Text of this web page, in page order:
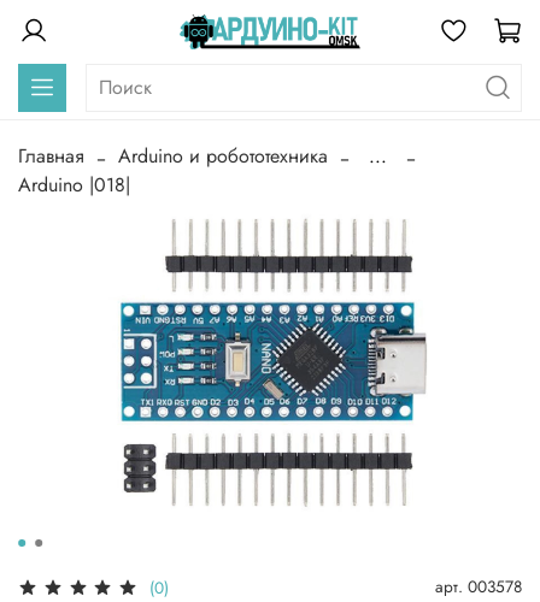
Главная Arduino и робототехника
...
Arduino |018|
(0) арт. 003578